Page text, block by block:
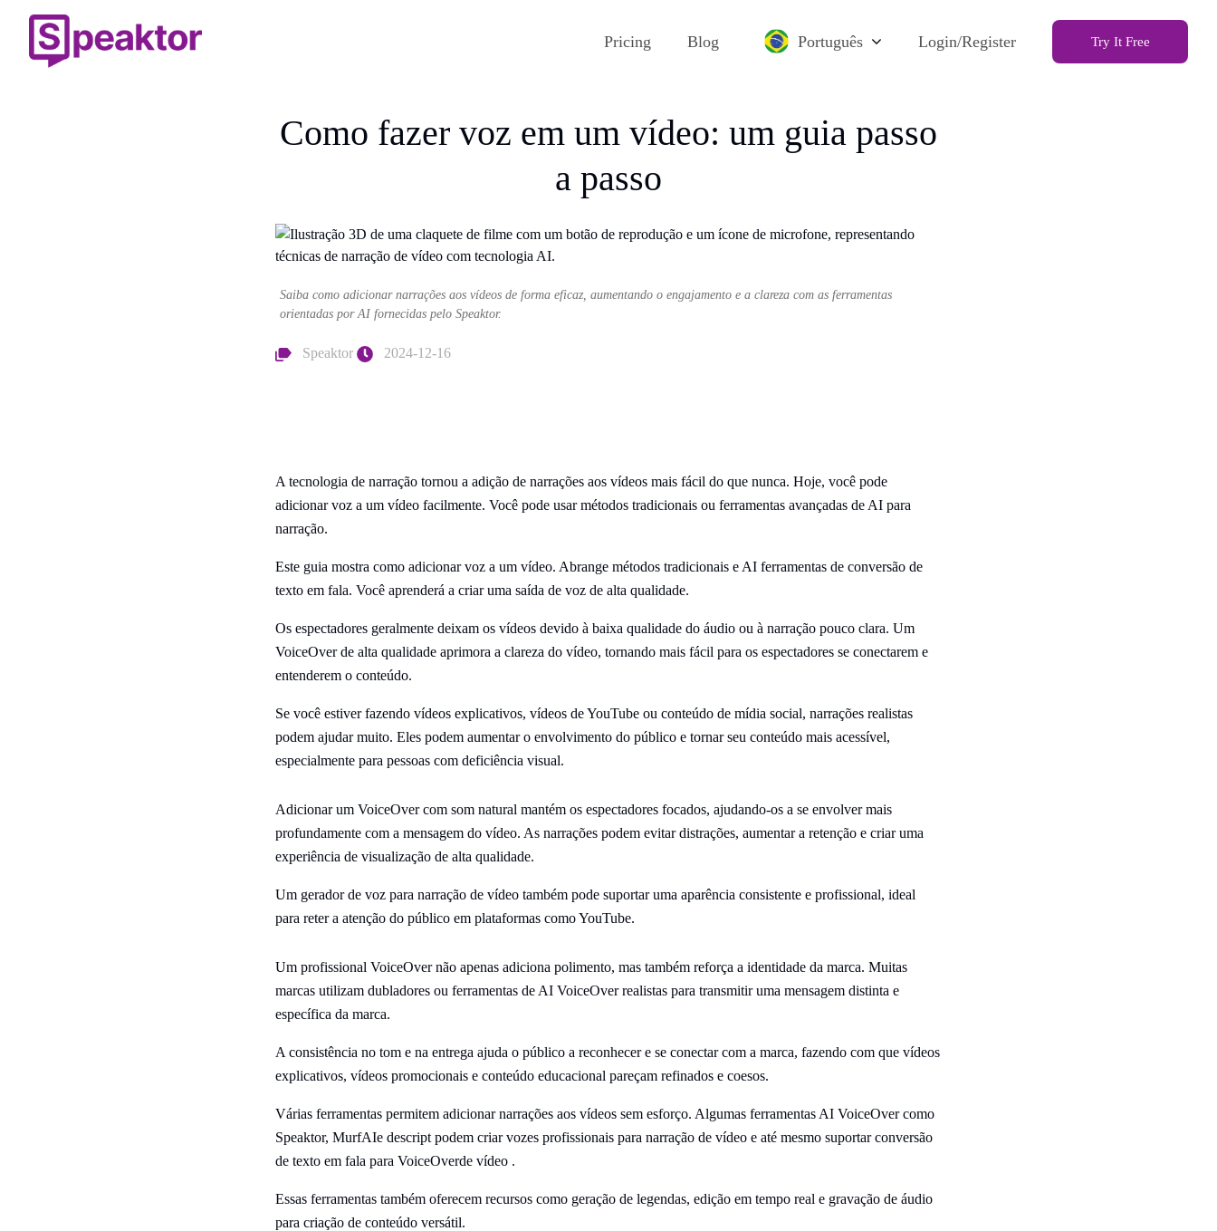
Pricing Blog Português Login/Register Try It Free
Como fazer voz em um vídeo: um guia passo
a passo
Saiba como adicionar narrações aos vídeos de forma eficaz, aumentando o engajamento e a clareza com as ferramentas
orientadas por AI fornecidas pelo Speaktor.
Speaktor 2024-12-16
A tecnologia de narração tornou a adição de narrações aos vídeos mais fácil do que nunca. Hoje, você pode
adicionar voz a um vídeo facilmente. Você pode usar métodos tradicionais ou ferramentas avançadas de AI para
narração.
Este guia mostra como adicionar voz a um vídeo. Abrange métodos tradicionais e AI ferramentas de conversão de
texto em fala. Você aprenderá a criar uma saída de voz de alta qualidade.
Os espectadores geralmente deixam os vídeos devido à baixa qualidade do áudio ou à narração pouco clara. Um
VoiceOver de alta qualidade aprimora a clareza do vídeo, tornando mais fácil para os espectadores se conectarem e
entenderem o conteúdo.
Se você estiver fazendo vídeos explicativos, vídeos de YouTube ou conteúdo de mídia social, narrações realistas
podem ajudar muito. Eles podem aumentar o envolvimento do público e tornar seu conteúdo mais acessível,
especialmente para pessoas com deficiência visual.
Adicionar um VoiceOver com som natural mantém os espectadores focados, ajudando-os a se envolver mais
profundamente com a mensagem do vídeo. As narrações podem evitar distrações, aumentar a retenção e criar uma
experiência de visualização de alta qualidade.
Um gerador de voz para narração de vídeo também pode suportar uma aparência consistente e profissional, ideal
para reter a atenção do público em plataformas como YouTube.
Um profissional VoiceOver não apenas adiciona polimento, mas também reforça a identidade da marca. Muitas
marcas utilizam dubladores ou ferramentas de AI VoiceOver realistas para transmitir uma mensagem distinta e
específica da marca.
A consistência no tom e na entrega ajuda o público a reconhecer e se conectar com a marca, fazendo com que vídeos
explicativos, vídeos promocionais e conteúdo educacional pareçam refinados e coesos.
Várias ferramentas permitem adicionar narrações aos vídeos sem esforço. Algumas ferramentas AI VoiceOver como
Speaktor, MurfAIe descript podem criar vozes profissionais para narração de vídeo e até mesmo suportar conversão
de texto em fala para VoiceOverde vídeo .
Essas ferramentas também oferecem recursos como geração de legendas, edição em tempo real e gravação de áudio
para criação de conteúdo versátil.